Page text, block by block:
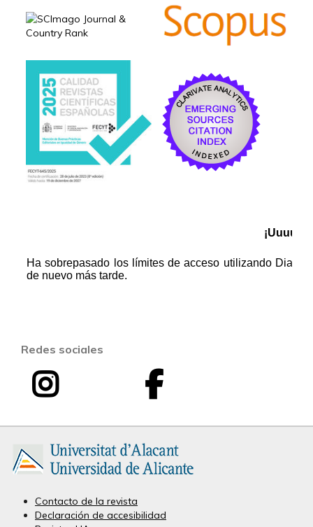
Redes sociales
I
s
t
a
n
v
e
F
c
e
Contacto de la revista
Declaración de accesibilidad